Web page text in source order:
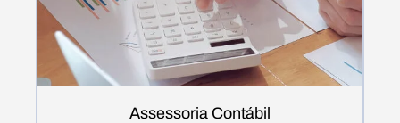
Assessoria Contábil